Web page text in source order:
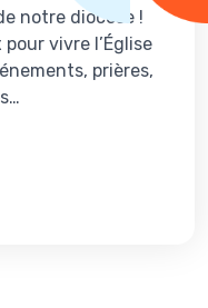
notre diocèse !
vivre l’Église
prières,